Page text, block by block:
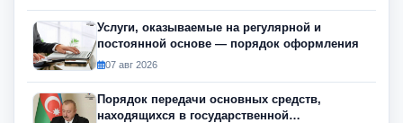
Услуги, оказываемые на регулярной и
постоянной основе — порядок оформления
07 авг 2026
Порядок передачи основных средств,
находящихся в государственной